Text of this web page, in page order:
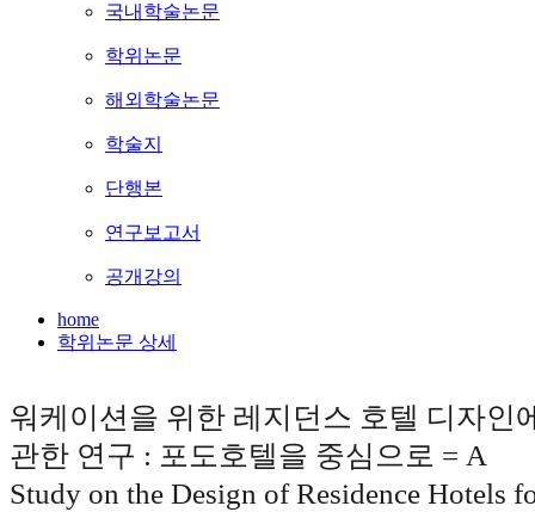
국내학술논문
학위논문
해외학술논문
학술지
단행본
연구보고서
공개강의
home
학위논문 상세
워케이션을 위한 레지던스 호텔 디자인
관한 연구 : 포도호텔을 중심으로 = A
Study on the Design of Residence Hotels